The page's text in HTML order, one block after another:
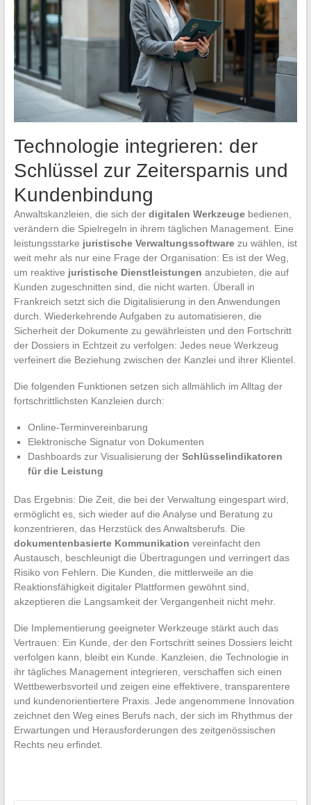
Technologie integrieren: der
Schlüssel zur Zeitersparnis und
Kundenbindung
Anwaltskanzleien, die sich der digitalen Werkzeugebedienen,
verändern die Spielregeln in ihrem täglichen Management. Eine
leistungsstarke juristische Verwaltungssoftwarezu wählen, ist
weit mehr als nur eine Frage der Organisation: Es ist der Weg,
um reaktive juristische Dienstleistungen anzubieten, die auf
Kunden zugeschnitten sind, die nicht warten. Überall in
Frankreich setzt sich die Digitalisierung in den Anwendungen
durch. Wiederkehrende Aufgaben zu automatisieren, die
Sicherheit der Dokumente zu gewährleisten und den Fortschritt
der Dossiers in Echtzeit zu verfolgen: Jedes neue Werkzeug
verfeinert die Beziehung zwischen der Kanzlei und ihrer Klientel.
Die folgenden Funktionen setzen sich allmählich im Alltag der
fortschrittlichsten Kanzleien durch:
Online-Terminvereinbarung
Elektronische Signatur von Dokumenten
Dashboards zur Visualisierung der Schlüsselindikatoren
für die Leistung
Das Ergebnis: Die Zeit, die bei der Verwaltung eingespart wird,
ermöglicht es, sich wieder auf die Analyse und Beratung zu
konzentrieren, das Herzstück des Anwaltsberufs. Die
dokumentenbasierte Kommunikation vereinfacht den
Austausch, beschleunigt die Übertragungen und verringert das
Risiko von Fehlern. Die Kunden, die mittlerweile an die
Reaktionsfähigkeit digitaler Plattformen gewöhnt sind,
akzeptieren die Langsamkeit der Vergangenheit nicht mehr.
Die Implementierung geeigneter Werkzeuge stärkt auch das
Vertrauen: Ein Kunde, der den Fortschritt seines Dossiers leicht
verfolgen kann, bleibt ein Kunde. Kanzleien, die Technologie in
ihr tägliches Management integrieren, verschaffen sich einen
Wettbewerbsvorteil und zeigen eine effektivere, transparentere
und kundenorientiertere Praxis. Jede angenommene Innovation
zeichnet den Weg eines Berufs nach, der sich im Rhythmus der
Erwartungen und Herausforderungen des zeitgenössischen
Rechts neu erfindet.